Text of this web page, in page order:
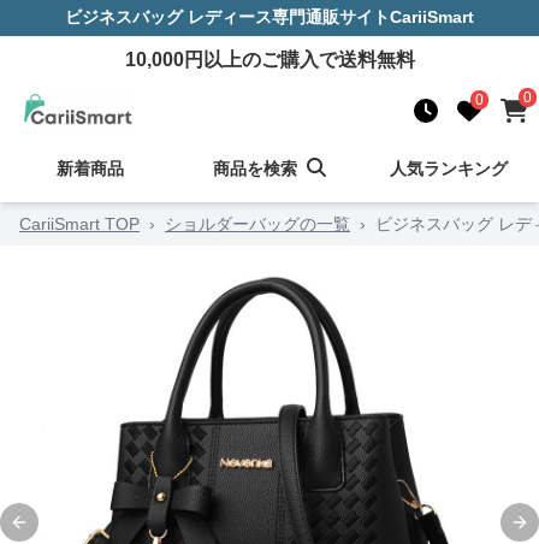
ビジネスバッグ レディース専門通販サイトCariiSmart
10,000円以上のご購入で送料無料
0 0
新着商品 商品を検索 人気ランキング
CariiSmart TOP › ショルダーバッグの一覧 › ビジネスバッグ レ
Previous slide